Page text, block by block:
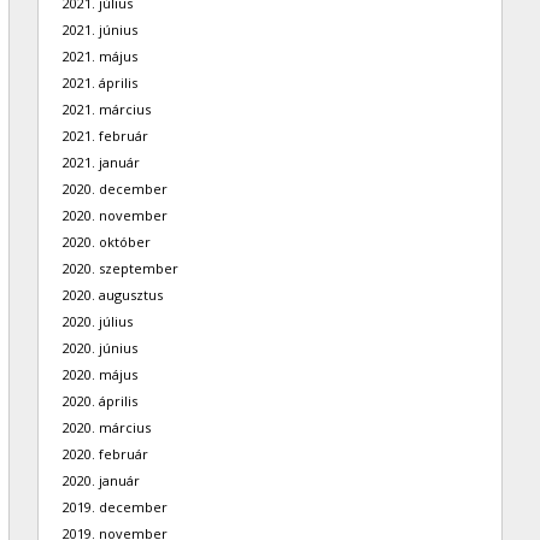
2021. június
2021. május
2021. április
2021. március
2021. február
2021. január
2020. december
2020. november
2020. október
2020. szeptember
2020. augusztus
2020. július
2020. június
2020. május
2020. április
2020. március
2020. február
2020. január
2019. december
2019. november